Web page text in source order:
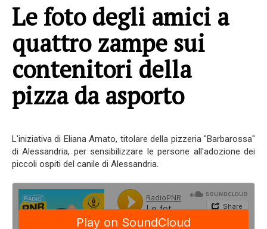
Le foto degli amici a
quattro zampe sui
contenitori della
pizza da asporto
L'iniziativa di Eliana Amato, titolare della pizzeria "Barbarossa"
di Alessandria, per sensibilizzare le persone all'adozione dei
piccoli ospiti del canile di Alessandria.